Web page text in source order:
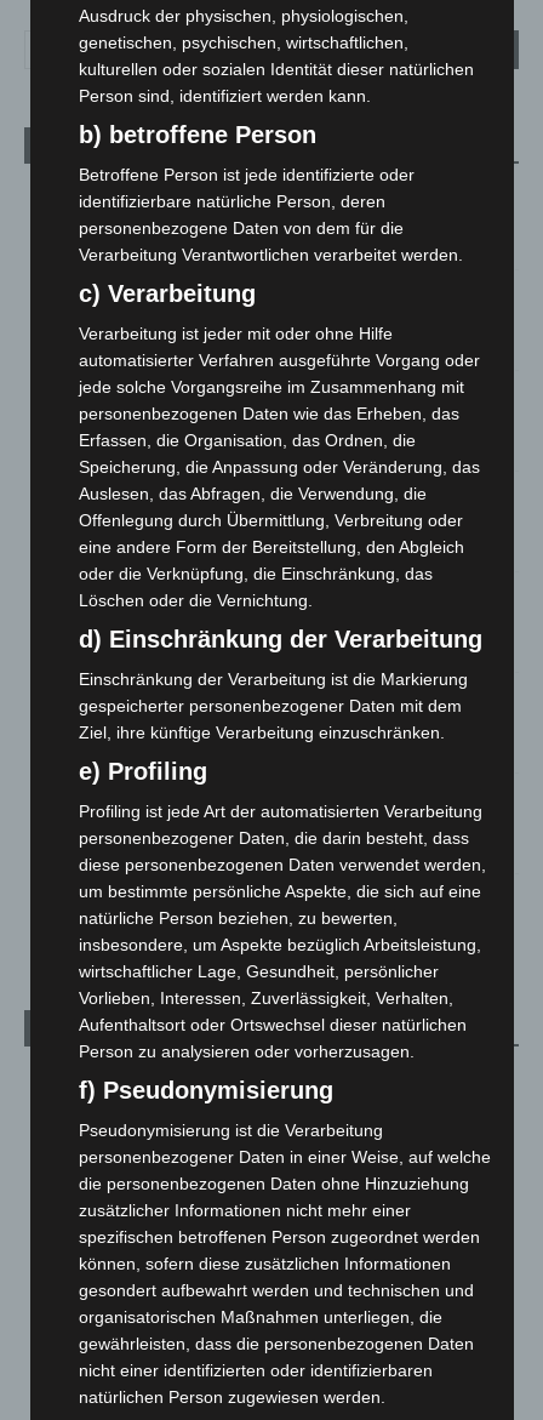
Aktuelle Beiträge
Kunst trifft Weingenuss: Barbara-Susann Mehring zeigt ihre
8. August 2026
A2: Zweite Turbobaustelle startet zwischen Hannover-West
8. August 2026
Niedersachsen: Feuerwehrkräfte kehren nach
Waldbrandeinsatz aus Spanien zurück
7. August 2026
Hannover: Erste Tigermücken-Population in Niedersachsen
entdeckt
7. August 2026
Brand im „Haus der Begegnung“ in Neuwarmbüchen schnell
6. August 2026
Region Hannover: 21 neue Notfallsanitäter starten beim
Roten Kreuz
Zeugen
5. August 2026
Celle: Mensch stirbt bei Bagger-Unfall auf Baustelle
5. August 2026
Kategorien
Blaulicht
Hannover und Region
5.039
Langenhagen und Ortsteile
3.252
Leserbriefe
Menschen
Über uns
Veranstaltungen
1.888
Ausdruck der physischen, physiologischen,
genetischen, psychischen, wirtschaftlichen,
kulturellen oder sozialen Identität dieser natürlichen
Person sind, identifiziert werden kann.
b) betroffene Person
Betroffene Person ist jede identifizierte oder
identifizierbare natürliche Person, deren
personenbezogene Daten von dem für die
Verarbeitung Verantwortlichen verarbeitet werden.
c) Verarbeitung
Verarbeitung ist jeder mit oder ohne Hilfe
automatisierter Verfahren ausgeführte Vorgang oder
jede solche Vorgangsreihe im Zusammenhang mit
personenbezogenen Daten wie das Erheben, das
Erfassen, die Organisation, das Ordnen, die
Speicherung, die Anpassung oder Veränderung, das
Auslesen, das Abfragen, die Verwendung, die
Offenlegung durch Übermittlung, Verbreitung oder
eine andere Form der Bereitstellung, den Abgleich
oder die Verknüpfung, die Einschränkung, das
Löschen oder die Vernichtung.
d) Einschränkung der Verarbeitung
Einschränkung der Verarbeitung ist die Markierung
gespeicherter personenbezogener Daten mit dem
Ziel, ihre künftige Verarbeitung einzuschränken.
e) Profiling
Profiling ist jede Art der automatisierten Verarbeitung
personenbezogener Daten, die darin besteht, dass
diese personenbezogenen Daten verwendet werden,
um bestimmte persönliche Aspekte, die sich auf eine
natürliche Person beziehen, zu bewerten,
insbesondere, um Aspekte bezüglich Arbeitsleistung,
wirtschaftlicher Lage, Gesundheit, persönlicher
Vorlieben, Interessen, Zuverlässigkeit, Verhalten,
Aufenthaltsort oder Ortswechsel dieser natürlichen
Person zu analysieren oder vorherzusagen.
f) Pseudonymisierung
Pseudonymisierung ist die Verarbeitung
personenbezogener Daten in einer Weise, auf welche
die personenbezogenen Daten ohne Hinzuziehung
zusätzlicher Informationen nicht mehr einer
spezifischen betroffenen Person zugeordnet werden
können, sofern diese zusätzlichen Informationen
gesondert aufbewahrt werden und technischen und
organisatorischen Maßnahmen unterliegen, die
gewährleisten, dass die personenbezogenen Daten
nicht einer identifizierten oder identifizierbaren
natürlichen Person zugewiesen werden.